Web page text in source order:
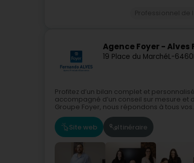
Agence Foyer - Alves
19 Place du MarchéL-6460
Profitez d’un bilan complet et
accompagné d’un conseil sur mesure et
Groupe Foyer, nous répondons à tous
Site web Itinéraire